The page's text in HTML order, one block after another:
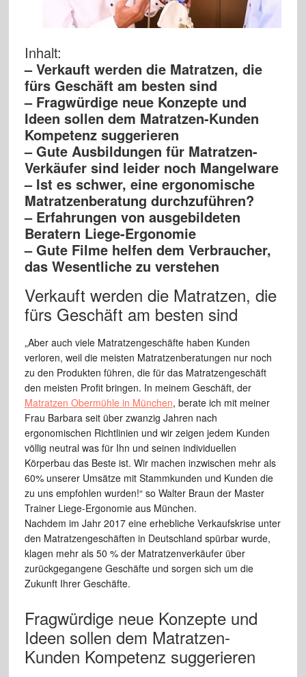
Inhalt:
– Verkauft werden die Matratzen, die
fürs Geschäft am besten sind
– Fragwürdige neue Konzepte und
Ideen sollen dem Matratzen-Kunden
Kompetenz suggerieren
– Gute Ausbildungen für Matratzen-
Verkäufer sind leider noch Mangelware
– Ist es schwer, eine ergonomische
Matratzenberatung durchzuführen?
– Erfahrungen von ausgebildeten
Beratern Liege-Ergonomie
– Gute Filme helfen dem Verbraucher,
das Wesentliche zu verstehen
Verkauft werden die Matratzen, die
fürs Geschäft am besten sind
„Aber auch viele Matratzengeschäfte haben Kunden
verloren, weil die meisten Matratzenberatungen nur noch
zu den Produkten führen, die für das Matratzengeschäft
den meisten Profit bringen. In meinem Geschäft, der
Matratzen Obermühle in München, berate ich mit meiner
Frau Barbara seit über zwanzig Jahren nach
ergonomischen Richtlinien und wir zeigen jedem Kunden
völlig neutral was für Ihn und seinen individuellen
Körperbau das Beste ist. Wir machen inzwischen mehr als
60% unserer Umsätze mit Stammkunden und Kunden die
zu uns empfohlen wurden!“ so Walter Braun der Master
Trainer Liege-Ergonomie aus München.
Nachdem im Jahr 2017 eine erhebliche Verkaufskrise unter
den Matratzengeschäften in Deutschland spürbar wurde,
klagen mehr als 50 % der Matratzenverkäufer über
zurückgegangene Geschäfte und sorgen sich um die
Zukunft Ihrer Geschäfte.
Fragwürdige neue Konzepte und
Ideen sollen dem Matratzen-
Kunden Kompetenz suggerieren